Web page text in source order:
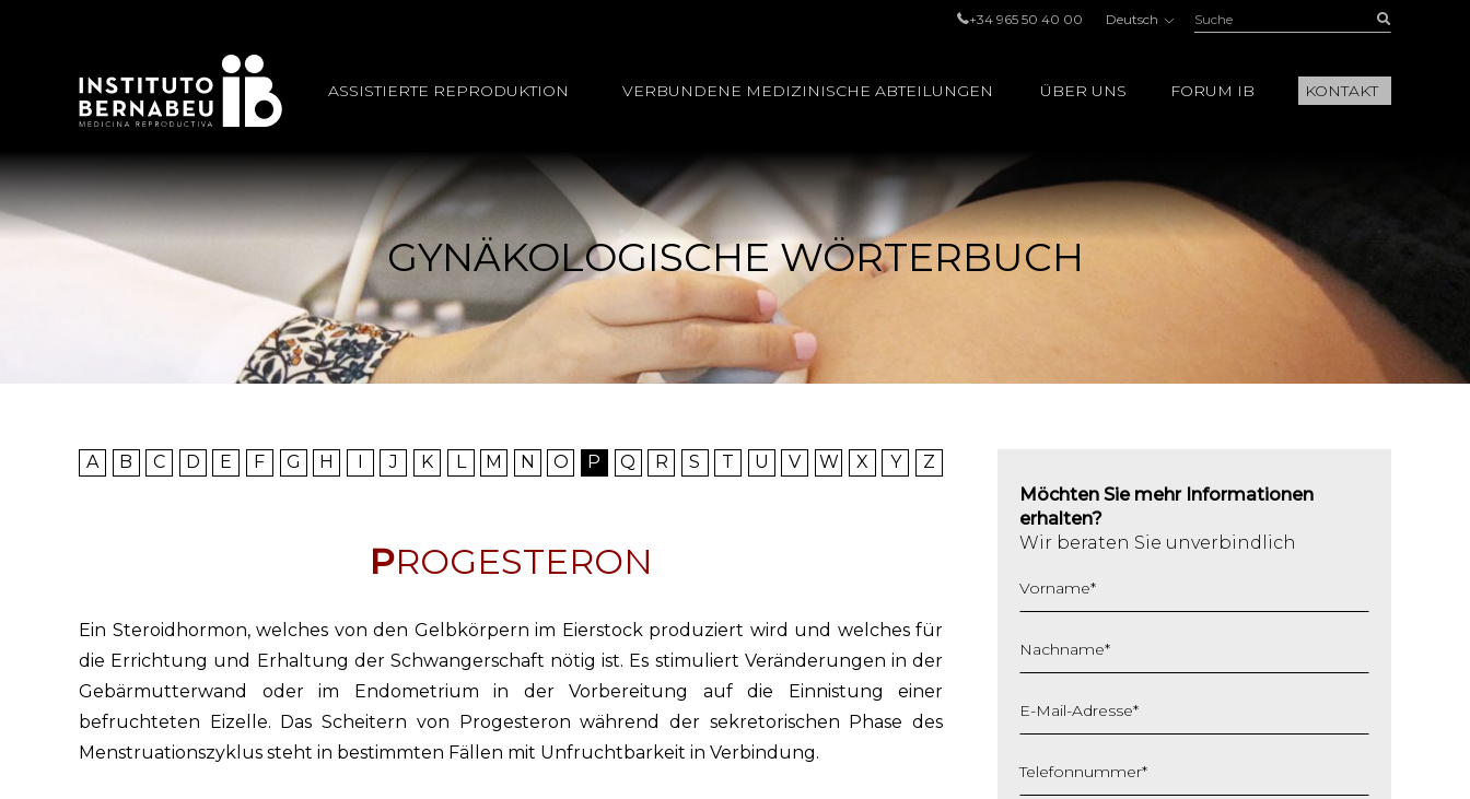
+34 965 50 40 00 Deutsch Suche:
ASSISTIERTE REPRODUKTION VERBUNDENE MEDIZINISCHE ABTEILUNGEN ÜBER UNS FORUM IB KONTAKT
GYNÄKOLOGISCHE WÖRTERBUCH
A B C D E F G H I J K L M N O P Q R S T U V W X Y Z
PROGESTERON
Ein Steroidhormon, welches von den Gelbkörpern im Eierstock produziert wird und welches für
die Errichtung und Erhaltung der Schwangerschaft nötig ist. Es stimuliert Veränderungen in der
Gebärmutterwand oder im Endometrium in der Vorbereitung auf die Einnistung einer
befruchteten Eizelle. Das Scheitern von Progesteron während der sekretorischen Phase des
Menstruationszyklus steht in bestimmten Fällen mit Unfruchtbarkeit in Verbindung.
Möchten Sie mehr Informationen
erhalten?
Wir beraten Sie unverbindlich
Vorname*
Nachname*
E-Mail-Adresse*
Telefonnummer*